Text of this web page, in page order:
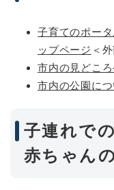
子育てのポー
ップページ ＜
市内の見どこ
市内の公園に
子連れで
赤ちゃん